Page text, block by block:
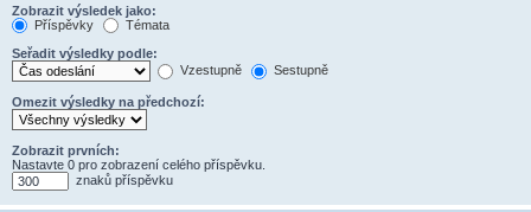
Zobrazit výsledek jako:
Příspěvky
Témata
Seřadit výsledky podle:
Vzestupně
Sestupně
Omezit výsledky na předchozí:
Zobrazit prvních:
Nastavte 0 pro zobrazení celého příspěvku.
znaků příspěvku